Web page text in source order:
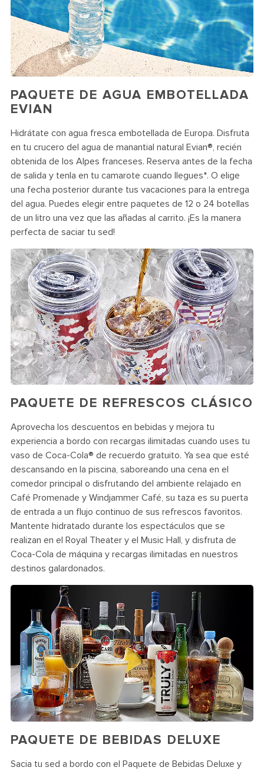
PAQUETE DE AGUA EMBOTELLADA
EVIAN
Hidrátate con agua fresca embotellada de Europa. Disfruta
en tu crucero del agua de manantial natural Evian®, recién
obtenida de los Alpes franceses. Reserva antes de la fecha
de salida y tenla en tu camarote cuando llegues*. O elige
una fecha posterior durante tus vacaciones para la entrega
del agua. Puedes elegir entre paquetes de 12 o 24 botellas
de un litro una vez que las añadas al carrito. ¡Es la manera
perfecta de saciar tu sed!
PAQUETE DE REFRESCOS CLÁSICO
Aprovecha los descuentos en bebidas y mejora tu
experiencia a bordo con recargas ilimitadas cuando uses tu
vaso de Coca-Cola® de recuerdo gratuito. Ya sea que esté
descansando en la piscina, saboreando una cena en el
comedor principal o disfrutando del ambiente relajado en
Café Promenade y Windjammer Café, su taza es su puerta
de entrada a un flujo continuo de sus refrescos favoritos.
Mantente hidratado durante los espectáculos que se
realizan en el Royal Theater y el Music Hall, y disfruta de
Coca-Cola de máquina y recargas ilimitadas en nuestros
destinos galardonados.
PAQUETE DE BEBIDAS DELUXE
Sacia tu sed a bordo con el Paquete de Bebidas Deluxe y